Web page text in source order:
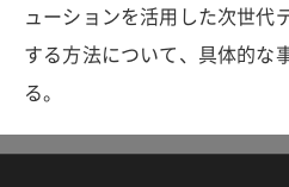
ューションを活用した次世代
する方法について、具体的な
る。